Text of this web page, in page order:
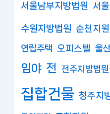
서울남부지방법원 서
수원지방법원 순천지원
연립주택 오피스텔 울
임야 전 전주지방법원
집합건물 청주지